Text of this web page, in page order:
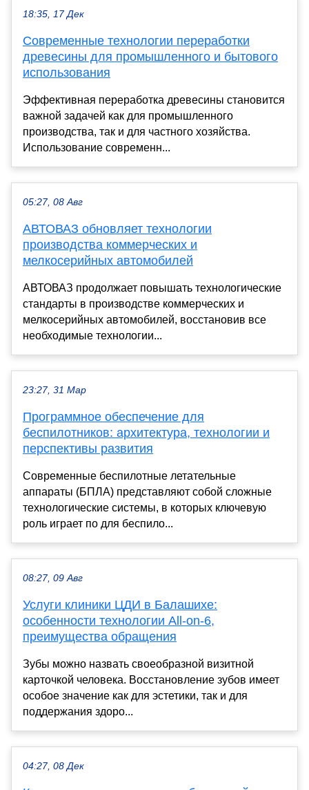
18:35, 17 Дек
Современные технологии переработки
древесины для промышленного и бытового
использования
Эффективная переработка древесины становится
важной задачей как для промышленного
производства, так и для частного хозяйства.
Использование современн...
05:27, 08 Авг
АВТОВАЗ обновляет технологии
производства коммерческих и
мелкосерийных автомобилей
АВТОВАЗ продолжает повышать технологические
стандарты в производстве коммерческих и
мелкосерийных автомобилей, восстановив все
необходимые технологии...
23:27, 31 Мар
Программное обеспечение для
беспилотников: архитектура, технологии и
перспективы развития
Современные беспилотные летательные
аппараты (БПЛА) представляют собой сложные
технологические системы, в которых ключевую
роль играет по для беспило...
08:27, 09 Авг
Услуги клиники ЦДИ в Балашихе:
особенности технологии All-on-6,
преимущества обращения
Зубы можно назвать своеобразной визитной
карточкой человека. Восстановление зубов имеет
особое значение как для эстетики, так и для
поддержания здоро...
04:27, 08 Дек